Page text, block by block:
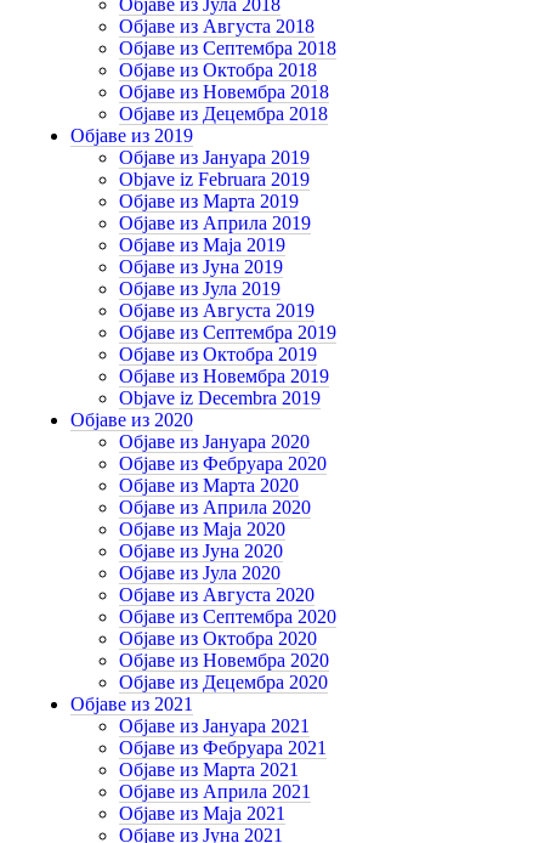
Објаве из Августа 2018
Објаве из Септембра 2018
Објаве из Октобра 2018
Објаве из Новембра 2018
Објаве из Децембра 2018
Објаве из 2019
Објаве из Јануара 2019
Objave iz Februara 2019
Објаве из Марта 2019
Објаве из Априла 2019
Објаве из Маја 2019
Објаве из Јуна 2019
Објаве из Јула 2019
Објаве из Августа 2019
Објаве из Септембра 2019
Објаве из Октобра 2019
Објаве из Новембра 2019
Objave iz Decembra 2019
Објаве из 2020
Објаве из Јануара 2020
Објаве из Фебруара 2020
Објаве из Марта 2020
Објаве из Априла 2020
Објаве из Маја 2020
Објаве из Јуна 2020
Објаве из Јула 2020
Објаве из Августа 2020
Објаве из Септембра 2020
Објаве из Октобра 2020
Објаве из Новембра 2020
Објаве из Децембра 2020
Објаве из 2021
Објаве из Јануара 2021
Објаве из Фебруара 2021
Објаве из Марта 2021
Објаве из Априла 2021
Објаве из Маја 2021
Објаве из Јуна 2021